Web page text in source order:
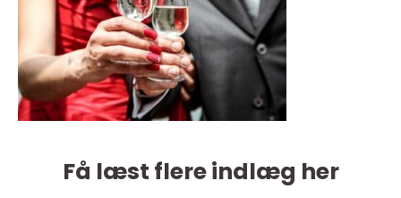
Få læst flere indlæg her